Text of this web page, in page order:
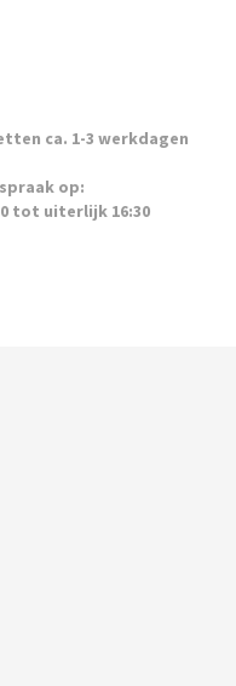
ca. 1-3 werkdagen
op:
tot uiterlijk 16:30